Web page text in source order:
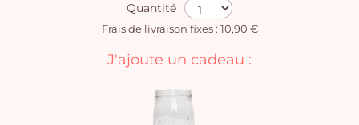
Quantité
Frais de livraison fixes : 10,90 €
J'ajoute un cadeau :